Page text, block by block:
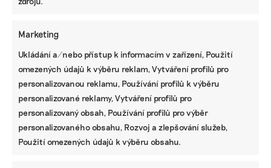
Marketing
Ukládání a/nebo přístup k informacím v zařízení, Použití
omezených údajů k výběru reklam, Vytváření profilů pro
personalizovanou reklamu, Používání profilů k výběru
personalizované reklamy, Vytváření profilů pro
personalizovaný obsah, Používání profilů pro výběr
personalizovaného obsahu, Rozvoj a zlepšování služeb,
Použití omezených údajů k výběru obsahu.